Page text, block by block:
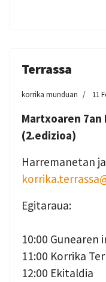
Terrassa
korrika munduan 11
Martxoaren 7an
(2.edizioa)
Harremanetan
Egitaraua:
10:00 Gunearen
11:00 Korrika
12:00 Ekitaldia